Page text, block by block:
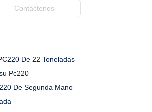
Contáctenos
De 22 Toneladas
Pc220
De Segunda Mano